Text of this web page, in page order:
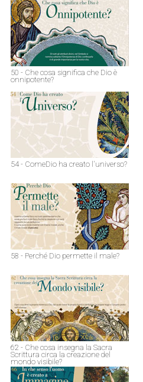
50 - Che cosa significa che Dio è
onnipotente?
54 - ComeDio ha creato l'universo?
58 - Perché Dio permette il male?
62 - Che cosa insegna la Sacra
Scrittura circa la creazione del
mondo visibile?